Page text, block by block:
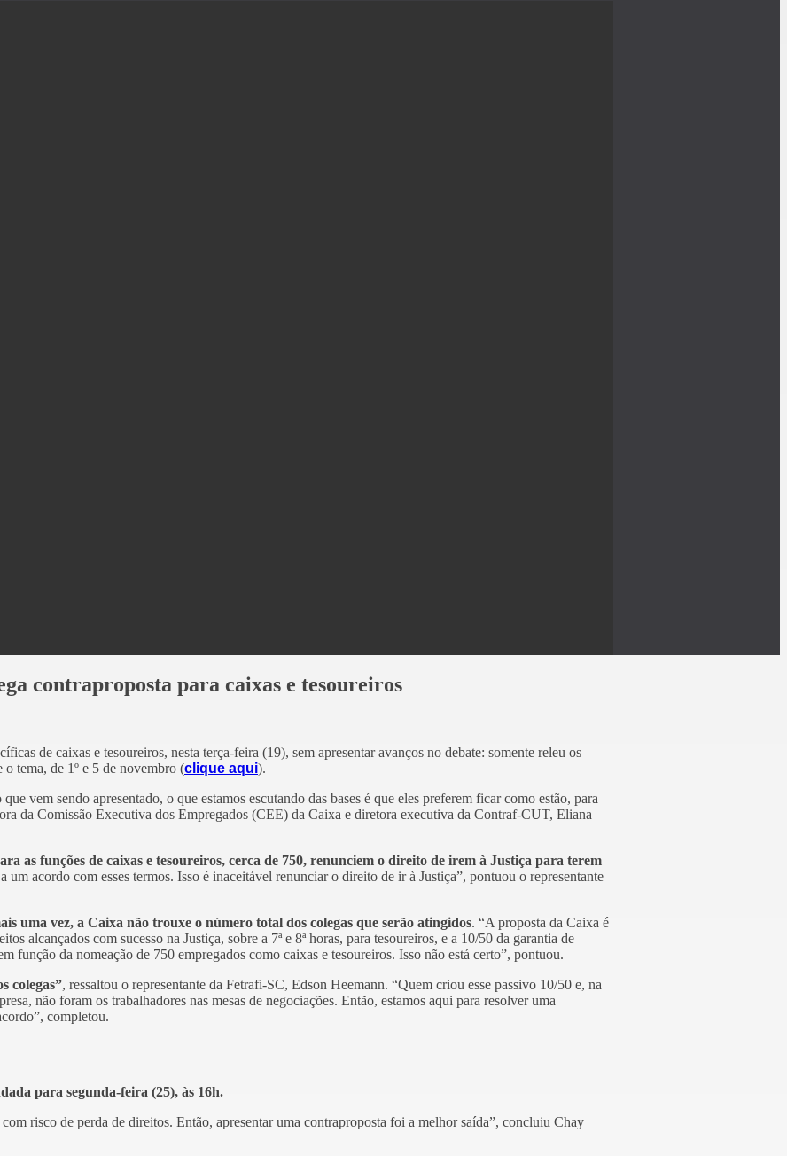
contraproposta para caixas e tesoureiros
de caixas e tesoureiros, nesta terça-feira (19), sem apresentar avanços no debate: somente releu os
tema, de 1º e 5 de novembro (clique aqui).
vem sendo apresentado, o que estamos escutando das bases é que eles preferem ficar como estão, para
da Comissão Executiva dos Empregados (CEE) da Caixa e diretora executiva da Contraf-CUT, Eliana
as funções de caixas e tesoureiros, cerca de 750, renunciem o direito de irem à Justiça para terem
um acordo com esses termos. Isso é inaceitável renunciar o direito de ir à Justiça”, pontuou o representante
uma vez, a Caixa não trouxe o número total dos colegas que serão atingidos. “A proposta da Caixa é
alcançados com sucesso na Justiça, sobre a 7ª e 8ª horas, para tesoureiros, e a 10/50 da garantia de
função da nomeação de 750 empregados como caixas e tesoureiros. Isso não está certo”, pontuou.
colegas”, ressaltou o representante da Fetrafi-SC, Edson Heemann. “Quem criou esse passivo 10/50 e, na
não foram os trabalhadores nas mesas de negociações. Então, estamos aqui para resolver uma
completou.
para segunda-feira (25), às 16h.
risco de perda de direitos. Então, apresentar uma contraproposta foi a melhor saída”, concluiu Chay